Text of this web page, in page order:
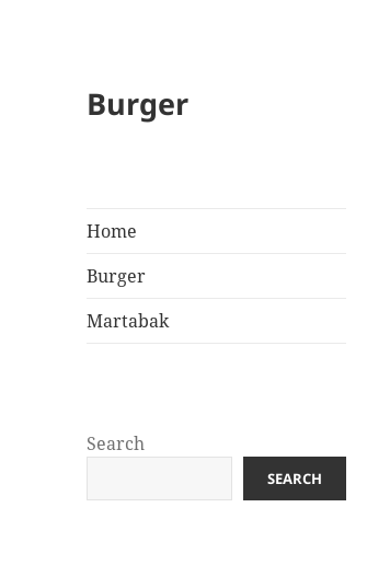
Burger
Home
Burger
Martabak
Search
SEARCH